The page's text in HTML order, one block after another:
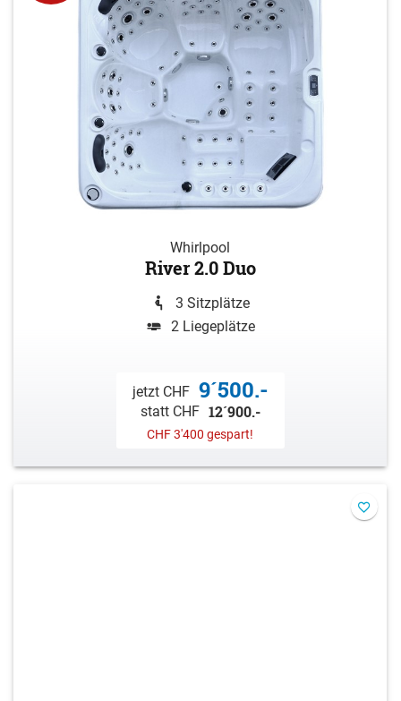
Whirlpool
River 2.0 Duo
3 Sitzplätze
2 Liegeplätze
jetzt CHF 9´500.-
statt CHF 12´900.-
CHF 3'400 gespart!